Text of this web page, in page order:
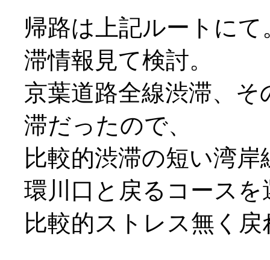
帰路は上記ルートに
滞情報見て検討。
京葉道路全線渋滞、
滞だったので、
比較的渋滞の短い湾
環川口と戻るコースを
比較的ストレス無く